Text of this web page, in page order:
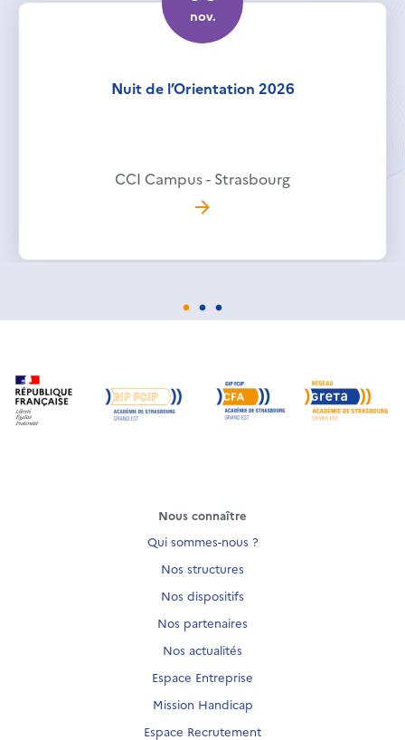
nov.
Nuit de l’Orientation 2026
CCI Campus - Strasbourg
Nous connaître
Qui sommes-nous ?
Nos structures
Nos dispositifs
Nos partenaires
Nos actualités
Espace Entreprise
Mission Handicap
Espace Recrutement